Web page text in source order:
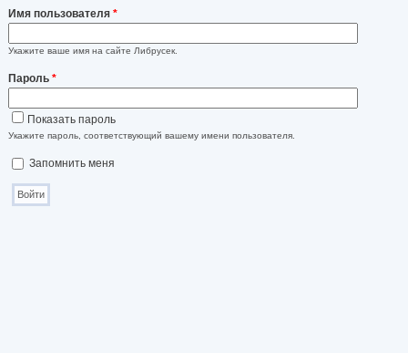
Имя пользователя *
Укажите ваше имя на сайте Либрусек.
Пароль *
Показать пароль
Укажите пароль, соответствующий вашему имени пользователя.
Запомнить меня